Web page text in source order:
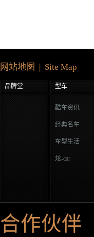
网站地图 | Site Map
品牌堂 型车
酷车资讯
经典名车
车型生活
炫-car
合作伙伴